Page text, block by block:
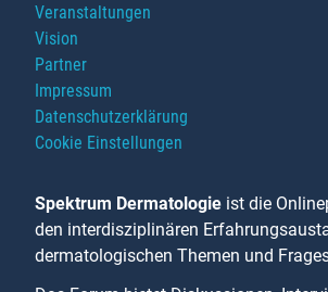
Veranstaltungen
Vision
Partner
Impressum
Datenschutzerklärung
Cookie Einstellungen
Spektrum Dermatologie ist die
den interdisziplinären
dermatologischen Themen und